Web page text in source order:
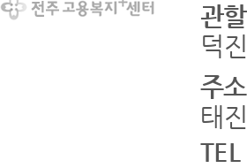
관
덕
주소
태